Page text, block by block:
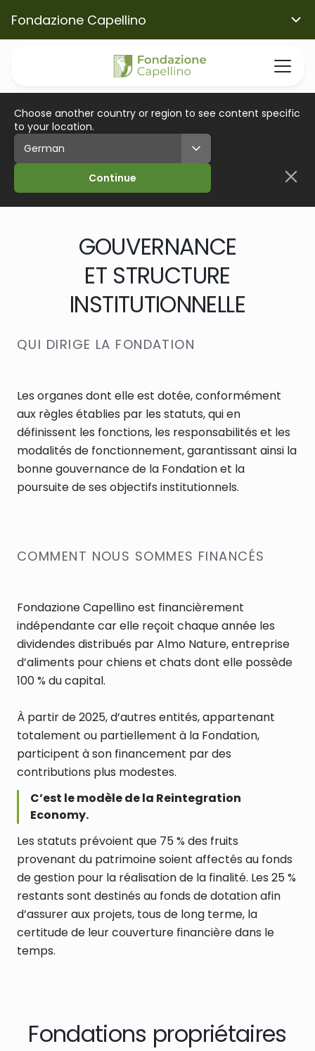
Fondazione Capellino
Choose another country or region to see content specific
to your location.
Continue
GOUVERNANCE
ET STRUCTURE
INSTITUTIONNELLE
QUI DIRIGE LA FONDATION
Les organes dont elle est dotée, conformément
aux règles établies par les statuts, qui en
définissent les fonctions, les responsabilités et les
modalités de fonctionnement, garantissant ainsi la
bonne gouvernance de la Fondation et la
poursuite de ses objectifs institutionnels.
COMMENT NOUS SOMMES FINANCÉS
Fondazione Capellino est financièrement
indépendante car elle reçoit chaque année les
dividendes distribués par Almo Nature, entreprise
d’aliments pour chiens et chats dont elle possède
100 % du capital.
À partir de 2025, d’autres entités, appartenant
totalement ou partiellement à la Fondation,
participent à son financement par des
contributions plus modestes.
C’est le modèle de la Reintegration
Economy.
Les statuts prévoient que 75 % des fruits
provenant du patrimoine soient affectés au fonds
de gestion pour la réalisation de la finalité. Les 25 %
restants sont destinés au fonds de dotation afin
d’assurer aux projets, tous de long terme, la
certitude de leur couverture financière dans le
temps.
Fondations propriétaires